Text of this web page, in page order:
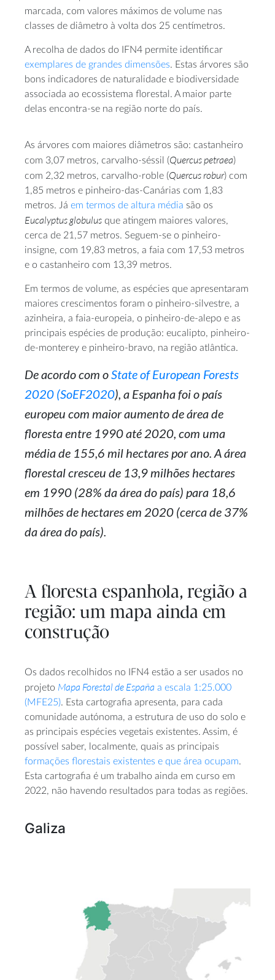
marcada, com valores máximos de volume nas
classes de diâmetro à volta dos 25 centímetros.
A recolha de dados do IFN4 permite identificar
exemplares de grandes dimensões. Estas árvores são
bons indicadores de naturalidade e biodiversidade
associada ao ecossistema florestal. A maior parte
delas encontra-se na região norte do país.
As árvores com maiores diâmetros são: castanheiro
com 3,07 metros, carvalho-séssil (Quercus petraea)
com 2,32 metros, carvalho-roble (Quercus robur) com
1,85 metros e pinheiro-das-Canárias com 1,83
metros. Já em termos de altura média são os
Eucalyptus globulus que atingem maiores valores,
cerca de 21,57 metros. Seguem-se o pinheiro-
insigne, com 19,83 metros, a faia com 17,53 metros
e o castanheiro com 13,39 metros.
Em termos de volume, as espécies que apresentaram
maiores crescimentos foram o pinheiro-silvestre, a
azinheira, a faia-europeia, o pinheiro-de-alepo e as
principais espécies de produção: eucalipto, pinheiro-
de-monterey e pinheiro-bravo, na região atlântica.
De acordo com oState of European Forests
2020 (SoEF2020), a Espanha foi o país
europeu com maior aumento de área de
floresta entre 1990 até 2020, com uma
média de 155,6 mil hectares por ano. A área
florestal cresceu de 13,9 milhões hectares
em 1990 (28% da área do país) para 18,6
milhões de hectares em 2020 (cerca de 37%
da área do país).
A floresta espanhola, região a
região: um mapa ainda em
construção
Os dados recolhidos no IFN4 estão a ser usados no
projeto Mapa Forestal de España a escala 1:25.000
(MFE25). Esta cartografia apresenta, para cada
comunidade autónoma, a estrutura de uso do solo e
as principais espécies vegetais existentes. Assim, é
possível saber, localmente, quais as principais
formações florestais existentes e que área ocupam.
Esta cartografia é um trabalho ainda em curso em
2022, não havendo resultados para todas as regiões.
Galiza